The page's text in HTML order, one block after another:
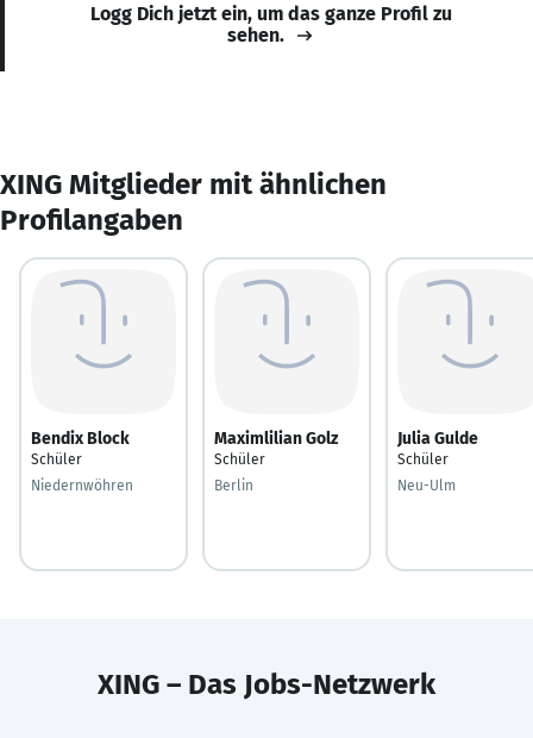
Logg Dich jetzt ein, um das ganze Profil zu
sehen.
XING Mitglieder mit ähnlichen
Profilangaben
Bendix Block
Schüler
Niedernwöhren
Maximlilian Golz
Schüler
Berlin
Julia Gulde
Schüler
Neu-Ulm
XING – Das Jobs-Netzwerk